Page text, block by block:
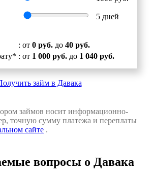
5дней
: от 0 руб.до 40 руб.
: от 1 000 руб.до 1 040 руб.
займ в Давака
займов носит информационно-
точную сумму платежа и переплаты
сайте .
вопросы о Давака